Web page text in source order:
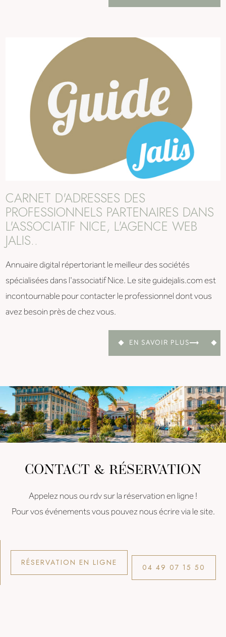
CARNET D'ADRESSES DES
PROFESSIONNELS PARTENAIRES DANS
L'ASSOCIATIF NICE, L'AGENCE WEB
JALIS..
Annuaire digital répertoriant le meilleur des sociétés
spécialisées dans l'associatif Nice. Le site guidejalis.com est
incontournable pour contacter le professionnel dont vous
avez besoin près de chez vous.
EN SAVOIR PLUS
CONTACT & RÉSERVATION
Appelez nous ou rdv sur la réservation en ligne !
Pour vos événements vous pouvez nous écrire via le site.
RÉSERVATION EN LIGNE 04 49 07 15 50